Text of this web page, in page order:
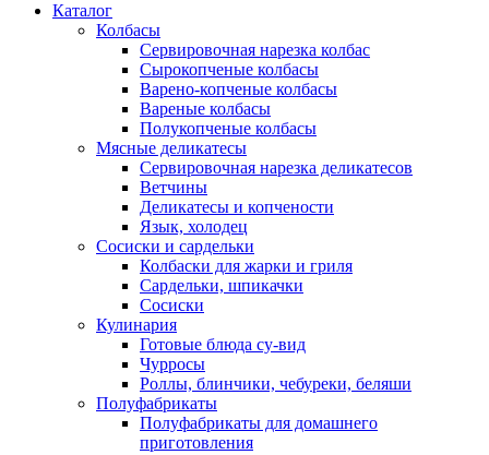
Каталог
Колбасы
Сервировочная нарезка колбас
Сырокопченые колбасы
Варено-копченые колбасы
Вареные колбасы
Полукопченые колбасы
Мясные деликатесы
Сервировочная нарезка деликатесов
Ветчины
Деликатесы и копчености
Язык, холодец
Сосиски и сардельки
Колбаски для жарки и гриля
Сардельки, шпикачки
Сосиски
Кулинария
Готовые блюда су-вид
Чурросы
Роллы, блинчики, чебуреки, беляши
Полуфабрикаты
Полуфабрикаты для домашнего
приготовления